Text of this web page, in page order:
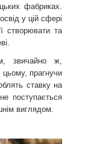
фабриках.
у цій сфері
створювати та
звичайно ж,
цьому, прагнучи
ставку на
поступається
виглядом.